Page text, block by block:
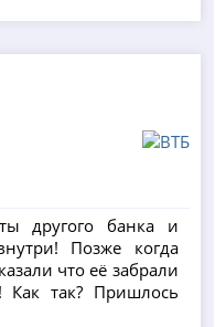
другого банка и
Позже когда
что её забрали
Как так? Пришлось